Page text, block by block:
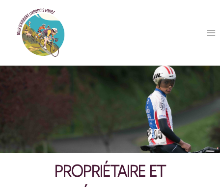
contenu
PROPRIÉTAIRE ET